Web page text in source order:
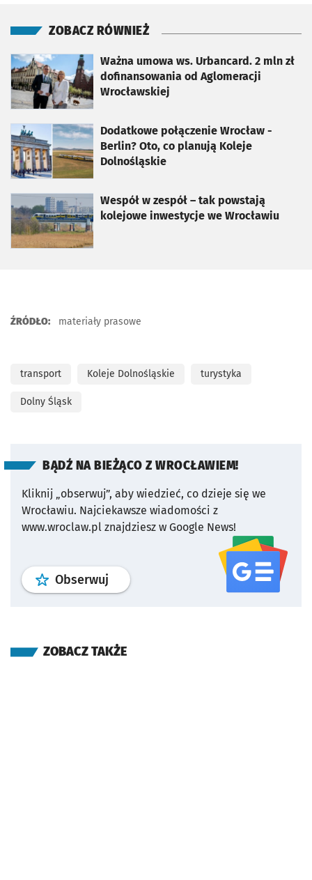
ZOBACZ RÓWNIEŻ
Ważna umowa ws. Urbancard. 2 mln zł
dofinansowania od Aglomeracji
Wrocławskiej
otworzy się w nowej karcie
Dodatkowe połączenie Wrocław -
Berlin? Oto, co planują Koleje
Dolnośląskie
otworzy się w nowej karcie
Wespół w zespół – tak powstają
kolejowe inwestycje we Wrocławiu
otworzy się w nowej karcie
ŹRÓDŁO: materiały prasowe
transport Koleje Dolnośląskie turystyka
Dolny Śląsk
BĄDŹ NA BIEŻĄCO Z WROCŁAWIEM!
Kliknij „obserwuj”, aby wiedzieć, co dzieje się we
Wrocławiu. Najciekawsze wiadomości z
www.wroclaw.pl znajdziesz w Google News!
Obserwuj profil serwisu
ZOBACZ TAKŻE